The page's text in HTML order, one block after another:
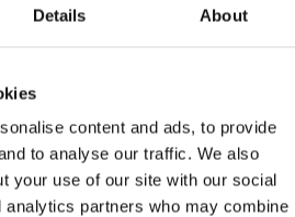
Details About
content and ads, to provide
to analyse our traffic. We also
your use of our site with our social
analytics partners who may combine